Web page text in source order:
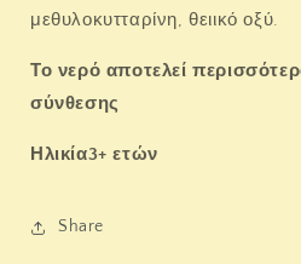
μεθυλοκυτταρίνη, θειικό οξύ.
Το νερό αποτελεί
σύνθεσης
Ηλικία3+ ετών
Share